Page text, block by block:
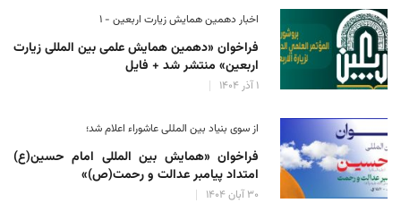
اخبار دهمین همایش زیارت اربعین - ۱
فراخوان «دهمین همایش علمی بین المللی زیارت
اربعین» منتشر شد + فایل
۱ آذر ۱۴۰۴
از سوی بنیاد بین المللی عاشوراء اعلام شد؛
فراخوان «همایش بین المللی امام حسین(ع)
امتداد پیامبر عدالت و رحمت(ص)»
۳۰ آبان ۱۴۰۴